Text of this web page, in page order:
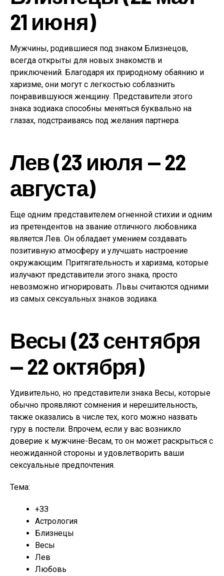
21 июня)
Мужчины, родившиеся под знаком Близнецов,
всегда открыты для новых знакомств и
приключений. Благодаря их природному обаянию и
харизме, они могут с легкостью соблазнить
понравившуюся женщину. Представители этого
знака зодиака способны меняться буквально на
глазах, подстраиваясь под желания партнера.
Лев (23 июля — 22
августа)
Еще одним представителем огненной стихии и одним
из претендентов на звание отличного любовника
является Лев. Он обладает умением создавать
позитивную атмосферу и улучшать настроение
окружающим. Притягательность и харизма, которые
излучают представители этого знака, просто
невозможно игнорировать. Львы считаются одними
из самых сексуальных знаков зодиака.
Весы (23 сентября
— 22 октября)
Удивительно, но представители знака Весы, которые
обычно проявляют сомнения и нерешительность,
также оказались в числе тех, кого можно назвать
гуру в постели. Впрочем, если у вас возникло
доверие к мужчине-Весам, то он может раскрыться с
неожиданной стороны и удовлетворить ваши
сексуальные предпочтения.
Тема:
+ЗЗ
Астрология
Близнецы
Весы
Лев
Любовь